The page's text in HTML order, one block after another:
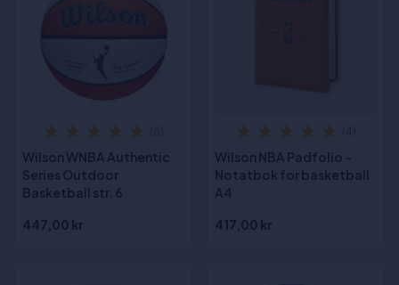
Wilson WNBA Authentic
Series Outdoor
Basketball str. 6
447,00 kr
Wilson NBA Padfolio -
Notatbok for basketball
A4
417,00 kr